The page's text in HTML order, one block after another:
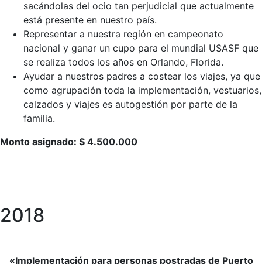
sacándolas del ocio tan perjudicial que actualmente
está presente en nuestro país.
Representar a nuestra región en campeonato
nacional y ganar un cupo para el mundial USASF que
se realiza todos los años en Orlando, Florida.
Ayudar a nuestros padres a costear los viajes, ya que
como agrupación toda la implementación, vestuarios,
calzados y viajes es autogestión por parte de la
familia.
Monto asignado: $ 4.500.000
2018
«Implementación para personas postradas de Puerto